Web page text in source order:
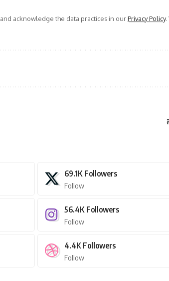
and acknowledge the data practices in ourPrivacy Policy.
69.1K Followers
Follow
56.4K Followers
Follow
4.4K Followers
Follow